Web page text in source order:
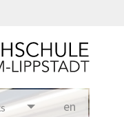
en glish